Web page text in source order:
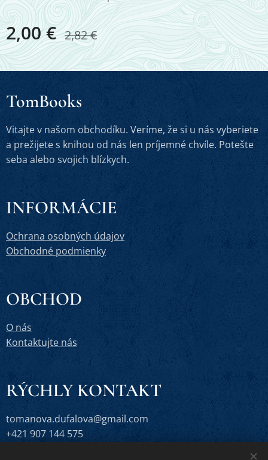
2,00€ 2,82€
TomBooks
Vitajte v našom obchodíku. Veríme, že si u nás vyberiete
a prežijete s knihou od nás len príjemné chvíle. Potešte
seba alebo svojich blízkych.
INFORMÁCIE
Ochrana osobných údajov
Obchodné podmienky
OBCHOD
O nás
Kontaktujte nás
RÝCHLY KONTAKT
tomanova.dufalova@gmail.com
+421 907 144 575